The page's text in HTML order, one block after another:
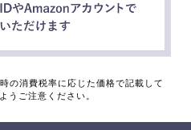
の消費税率に応じた価格で記載して
うご注意ください。